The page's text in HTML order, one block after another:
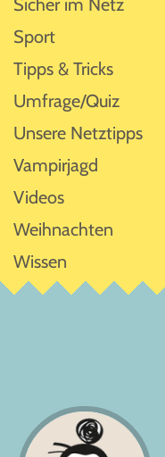
Sicher im Netz
Sport
Tipps & Tricks
Umfrage/Quiz
Unsere Netztipps
Vampirjagd
Videos
Weihnachten
Wissen